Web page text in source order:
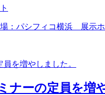
：パシフィコ横浜 展示
ーの定員を増